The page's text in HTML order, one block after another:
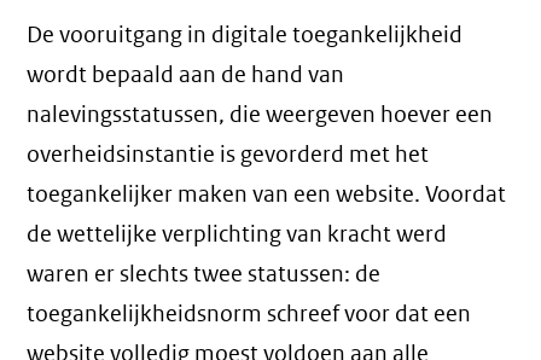
De vooruitgang in digitale toegankelijkheid
wordt bepaald aan de hand van
nalevingsstatussen, die weergeven hoever een
overheidsinstantie is gevorderd met het
toegankelijker maken van een website. Voordat
de wettelijke verplichting van kracht werd
waren er slechts twee statussen: de
toegankelijkheidsnorm schreef voor dat een
website volledig moest voldoen aan alle